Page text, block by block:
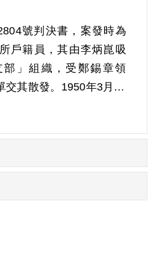
號判決書，案發時為
戶籍員，其由李炳崑吸
」組織，受鄭錫章領
交其散發。1950年3月19
經臺灣省保安司令部以
酌留其家屬必需生活費
年1月21日假釋。
第6次臨時董事會審核通
理由為原判決認定其意